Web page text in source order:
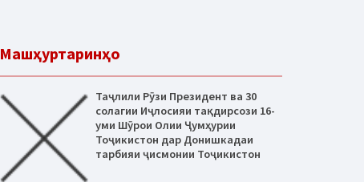
Машҳуртаринҳо
Таҷлили Рӯзи Президент ва 30
солагии Иҷлосияи тақдирсози 16-
уми Шӯрои Олии Ҷумҳурии
Тоҷикистон дар Донишкадаи
тарбияи ҷисмонии Тоҷикистон